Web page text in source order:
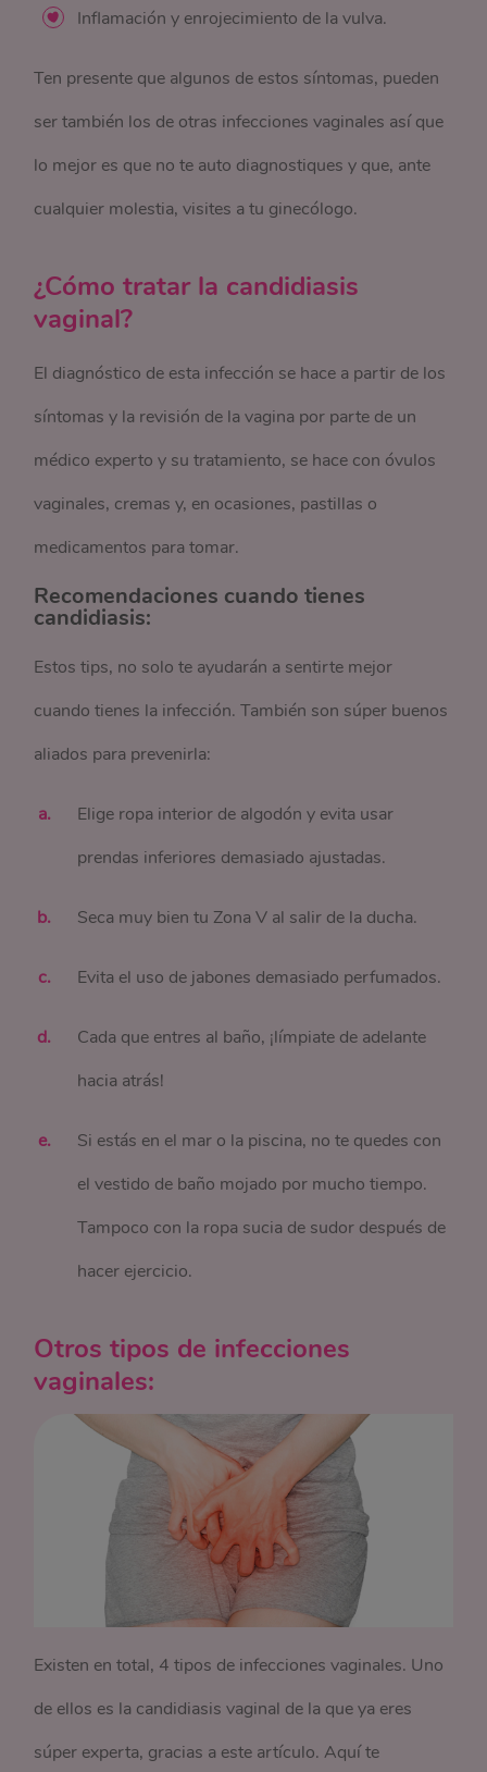
Inflamación y enrojecimiento de la vulva.
Ten presente que algunos de estos síntomas, pueden
ser también los de otras infecciones vaginales así que
lo mejor es que no te auto diagnostiques y que, ante
cualquier molestia, visites a tu ginecólogo.
¿Cómo tratar la candidiasis
vaginal?
El diagnóstico de esta infección se hace a partir de los
síntomas y la revisión de la vagina por parte de un
médico experto y su tratamiento, se hace con óvulos
vaginales, cremas y, en ocasiones, pastillas o
medicamentos para tomar.
Recomendaciones cuando tienes
candidiasis:
Estos tips, no solo te ayudarán a sentirte mejor
cuando tienes la infección. También son súper buenos
aliados para prevenirla:
Elige ropa interior de algodón y evita usar
prendas inferiores demasiado ajustadas.
Seca muy bien tu Zona V al salir de la ducha.
Evita el uso de jabones demasiado perfumados.
Cada que entres al baño, ¡límpiate de adelante
hacia atrás!
Si estás en el mar o la piscina, no te quedes con
el vestido de baño mojado por mucho tiempo.
Tampoco con la ropa sucia de sudor después de
hacer ejercicio.
Otros tipos de infecciones
vaginales:
Existen en total, 4 tipos de infecciones vaginales. Uno
de ellos es la candidiasis vaginal de la que ya eres
súper experta, gracias a este artículo. Aquí te